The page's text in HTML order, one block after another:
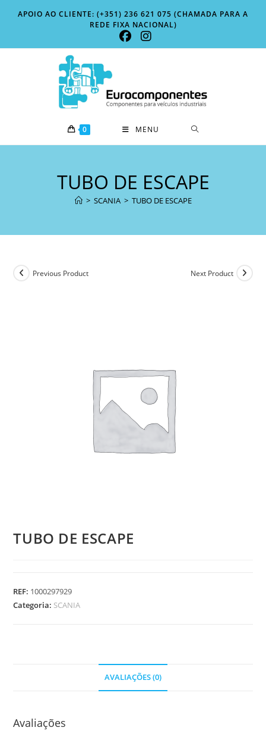
APOIO AO CLIENTE: (+351) 236 621 075 (CHAMADA PARA A
REDE FIXA NACIONAL)
0 MENU
TUBO DE ESCAPE
> SCANIA > TUBO DE ESCAPE
Previous Product Next Product
TUBO DE ESCAPE
REF: 1000297929
Categoria: SCANIA
AVALIAÇÕES (0)
Avaliações